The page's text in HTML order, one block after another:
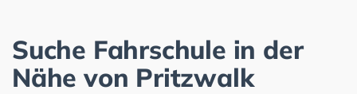
Suche Fahrschule in der
Nähe von Pritzwalk